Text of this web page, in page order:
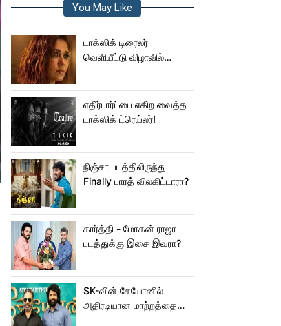
You May Like
டாக்ஸிக் டிரைலர்
வெளியீட்டு விழாவில்
யாரு பாருங்க!..
எதிர்பார்ப்பை எகிற வைத்த
டாக்ஸிக் ட்ரெய்லர்!
நிஞ்சா படத்திலிருந்து
Finally பாரத் விலகிட்டாரா?
கார்த்தி - மோகன் ராஜா
படத்துக்கு இசை இவரா?
SK-வின் சேயோனில்
அதிரடியான மாற்றத்தை